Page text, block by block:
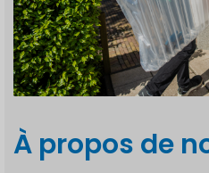
À propos de